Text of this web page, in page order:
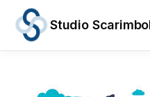
Studio
Servizi